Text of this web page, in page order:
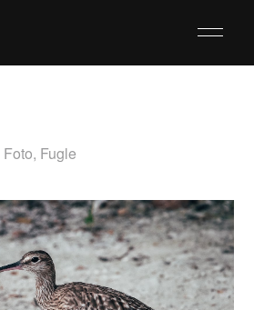
Foto, Fugle